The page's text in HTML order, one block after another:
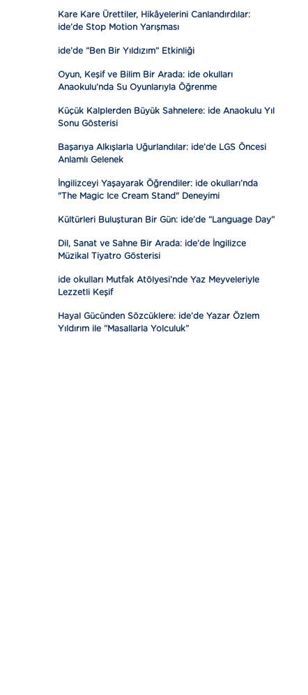
Kare Kare Ürettiler, Hikâyelerini Canlandırdılar:
ide’de Stop Motion Yarışması
ide’de “Ben Bir Yıldızım” Etkinliği
Oyun, Keşif ve Bilim Bir Arada: ide okulları
Anaokulu’nda Su Oyunlarıyla Öğrenme
Küçük Kalplerden Büyük Sahnelere: ide Anaokulu Yıl
Sonu Gösterisi
Başarıya Alkışlarla Uğurlandılar: ide’de LGS Öncesi
Anlamlı Gelenek
İngilizceyi Yaşayarak Öğrendiler: ide okulları’nda
"The Magic Ice Cream Stand" Deneyimi
Kültürleri Buluşturan Bir Gün: ide’de “Language Day”
Dil, Sanat ve Sahne Bir Arada: ide’de İngilizce
Müzikal Tiyatro Gösterisi
ide okulları Mutfak Atölyesi’nde Yaz Meyveleriyle
Lezzetli Keşif
Hayal Gücünden Sözcüklere: ide’de Yazar Özlem
Yıldırım ile “Masallarla Yolculuk”